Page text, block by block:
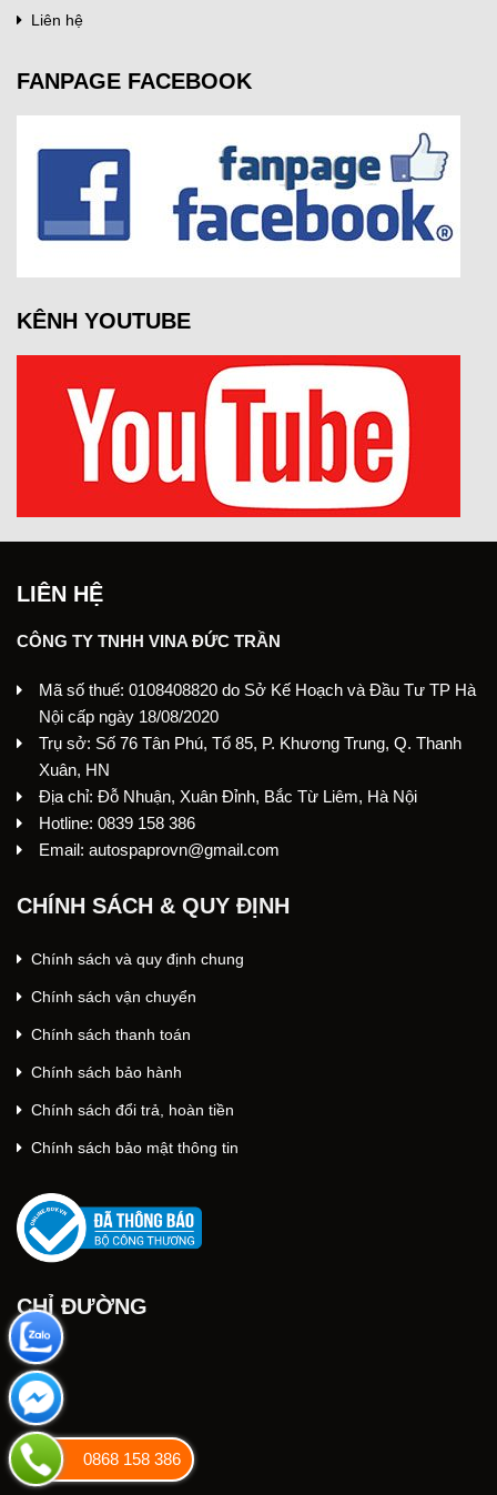
Liên hệ
FANPAGE FACEBOOK
KÊNH YOUTUBE
LIÊN HỆ
CÔNG TY TNHH VINA ĐỨC TRẦN
Mã số thuế: 0108408820 do Sở Kế Hoạch và Đầu Tư TP Hà
Nội cấp ngày 18/08/2020
Trụ sở: Số 76 Tân Phú, Tổ 85, P. Khương Trung, Q. Thanh
Xuân, HN
Địa chỉ: Đỗ Nhuận, Xuân Đỉnh, Bắc Từ Liêm, Hà Nội
Hotline: 0839 158 386
Email: autospaprovn@gmail.com
CHÍNH SÁCH & QUY ĐỊNH
Chính sách và quy định chung
Chính sách vận chuyển
Chính sách thanh toán
Chính sách bảo hành
Chính sách đổi trả, hoàn tiền
Chính sách bảo mật thông tin
CHỈ ĐƯỜNG
0868 158 386